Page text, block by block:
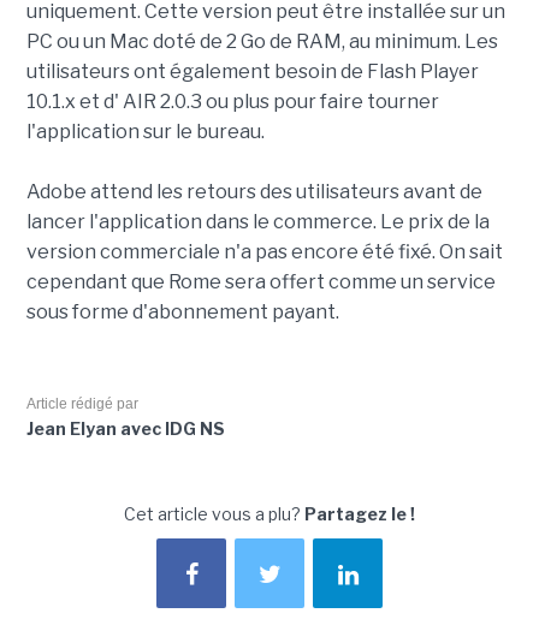
uniquement. Cette version peut être installée sur un
PC ou un Mac doté de 2 Go de RAM, au minimum. Les
utilisateurs ont également besoin de Flash Player
10.1.x et d' AIR 2.0.3 ou plus pour faire tourner
l'application sur le bureau.
Adobe attend les retours des utilisateurs avant de
lancer l'application dans le commerce. Le prix de la
version commerciale n'a pas encore été fixé. On sait
cependant que Rome sera offert comme un service
sous forme d'abonnement payant.
Article rédigé par
Jean Elyan avec IDG NS
Cet article vous a plu? Partagez le !